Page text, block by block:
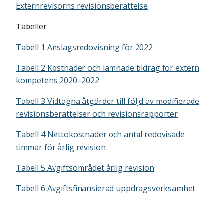
Externrevisorns revisionsberättelse
Tabeller
Tabell 1 Anslagsredovisning för 2022
Tabell 2 Kostnader och lämnade bidrag för extern
kompetens 2020–2022
Tabell 3 Vidtagna åtgärder till följd av modifierade
revisionsberättelser och revisionsrapporter
Tabell 4 Nettokostnader och antal redovisade
timmar för årlig revision
Tabell 5 Avgiftsområdet årlig revision
Tabell 6 Avgiftsfinansierad uppdragsverksamhet